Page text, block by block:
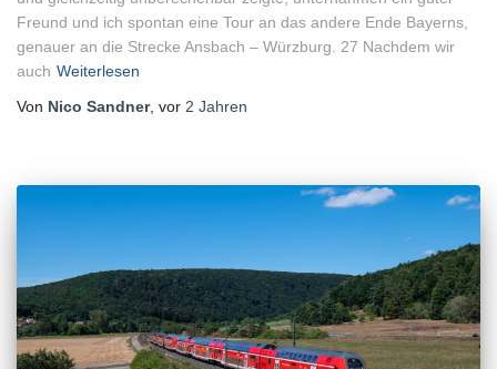
Freund und ich spontan eine Tour an das andere Ende Bayerns,
genauer an die Strecke Ansbach – Würzburg. 27 Nachdem wir
auch Weiterlesen
Von Nico Sandner, vor 2 Jahren